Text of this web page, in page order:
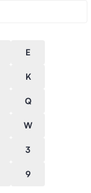
E
K
Q
W
3
9